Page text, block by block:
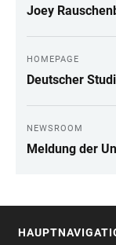
Joey
HOMEPAGE
Deutscher
NEWSROOM
Meldung der